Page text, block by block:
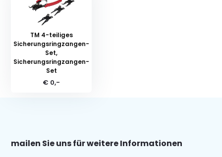
TM 4-teiliges
Sicherungsringzangen-
Set,
Sicherungsringzangen-
Set
€ 0,-
mailen Sie uns für weitere Informationen